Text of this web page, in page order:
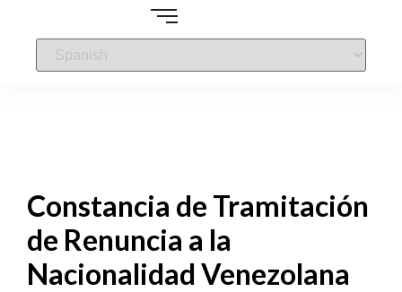
Constancia de Tramitación
de Renuncia a la
Nacionalidad Venezolana